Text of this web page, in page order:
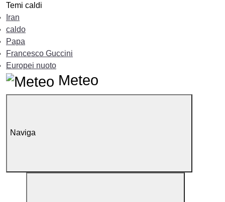
Temi caldi
Iran
caldo
Papa
Francesco Guccini
Europei nuoto
Meteo
Naviga